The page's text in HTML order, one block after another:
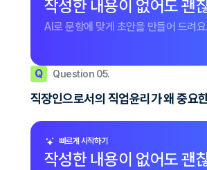
작성한 내용이 없어도 괜
AI로 문항에 맞게 초안을 만들어 드려요.
Q Question 05.
직장인으로서의 직업윤리가 왜 중요
빠르게 시작하기
작성한 내용이 없어도 괜